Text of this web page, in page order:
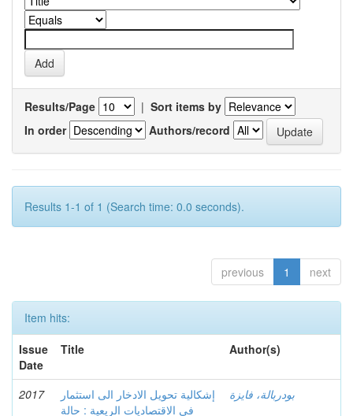
Results/Page | Sort items by
In order
Authors/record
Results 1-1 of 1 (Search time: 0.0 seconds).
previous 1 next
Item hits:
Issue
Date
Title Author(s)
2017
إشكالية تحويل الادخار الى استثمار
في الاقتصاديات الريعية : حالة
بودربالة، فايزة